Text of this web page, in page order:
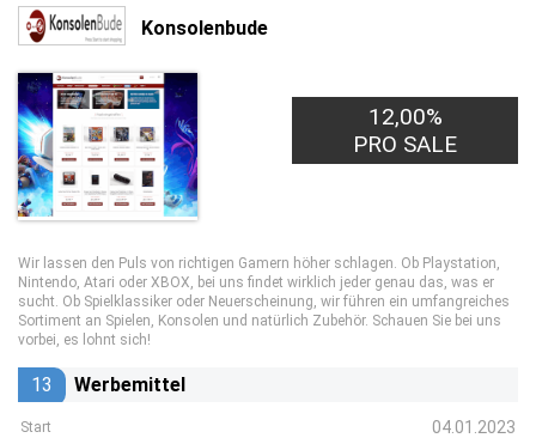
Konsolenbude
12,00%
PRO SALE
Wir lassen den Puls von richtigen Gamern höher schlagen. Ob Playstation,
Nintendo, Atari oder XBOX, bei uns findet wirklich jeder genau das, was er
sucht. Ob Spielklassiker oder Neuerscheinung, wir führen ein umfangreiches
Sortiment an Spielen, Konsolen und natürlich Zubehör. Schauen Sie bei uns
vorbei, es lohnt sich!
13 Werbemittel
Start 04.01.2023